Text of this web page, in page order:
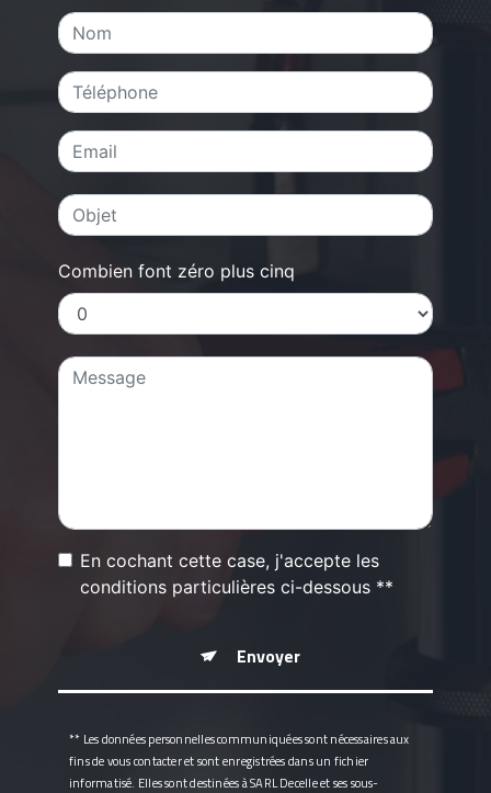
Combien font zéro plus cinq
En cochant cette case, j'accepte les
conditions particulières ci-dessous **
Envoyer
** Les données personnelles communiquées sont nécessaires aux
fins de vous contacter et sont enregistrées dans un fichier
informatisé. Elles sont destinées à SARL Decelle et ses sous-